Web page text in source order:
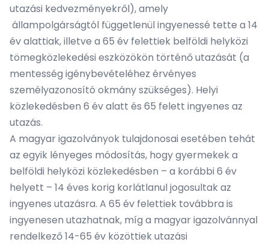
utazási kedvezményekről), amely
állampolgárságtól függetlenül ingyenessé tette a 14
év alattiak, illetve a 65 év felettiek belföldi helyközi
tömegközlekedési eszközökön történő utazását (a
mentesség igénybevételéhez érvényes
személyazonosító okmány szükséges). Helyi
közlekedésben 6 év alatt és 65 felett ingyenes az
utazás.
A magyar igazolványok tulajdonosai esetében tehát
az egyik lényeges módosítás, hogy gyermekek a
belföldi helyközi közlekedésben – a korábbi 6 év
helyett – 14 éves korig korlátlanul jogosultak az
ingyenes utazásra. A 65 év felettiek továbbra is
ingyenesen utazhatnak, míg a magyar igazolvánnyal
rendelkező 14-65 év közöttiek utazási